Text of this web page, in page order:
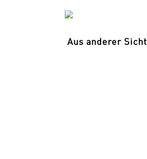
Aus anderer Sicht